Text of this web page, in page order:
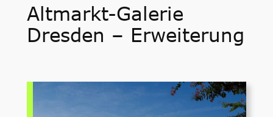
Altmarkt-Galerie
Dresden – Erweiterung